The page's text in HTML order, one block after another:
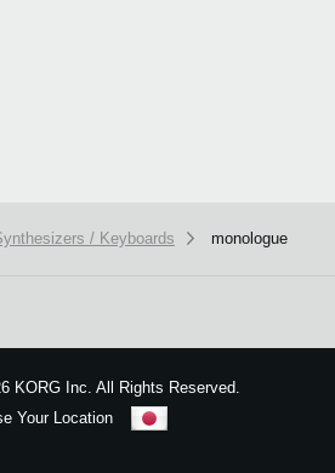
/ Keyboards monologue
KORG Inc. All Rights Reserved.
Your Location
cookieを使用しています。詳しい説明はこち